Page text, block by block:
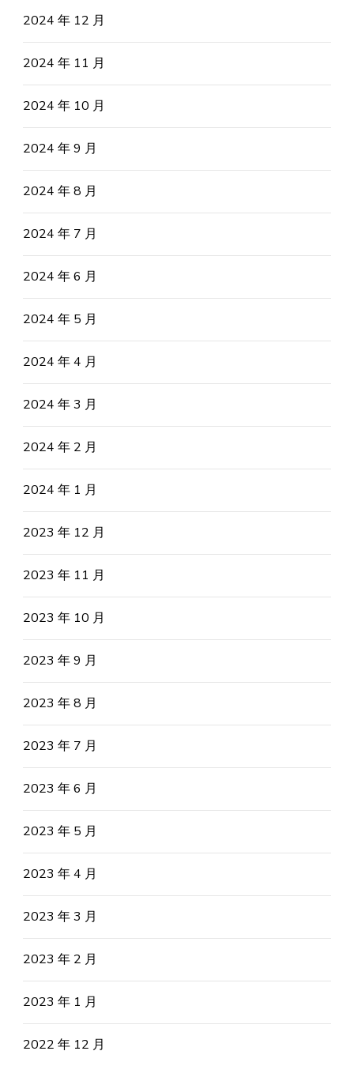
2024 年 12 月
2024 年 11 月
2024 年 10 月
2024 年 9 月
2024 年 8 月
2024 年 7 月
2024 年 6 月
2024 年 5 月
2024 年 4 月
2024 年 3 月
2024 年 2 月
2024 年 1 月
2023 年 12 月
2023 年 11 月
2023 年 10 月
2023 年 9 月
2023 年 8 月
2023 年 7 月
2023 年 6 月
2023 年 5 月
2023 年 4 月
2023 年 3 月
2023 年 2 月
2023 年 1 月
2022 年 12 月